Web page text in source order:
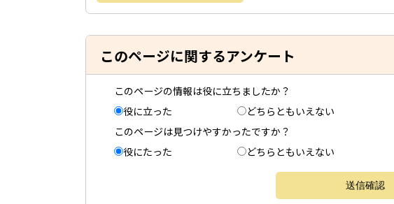
このページに関するアンケート
このページの情報は役に立ちましたか？
役に立った
どちらともいえない
このページは見つけやすかったですか？
役にたった
どちらともいえない